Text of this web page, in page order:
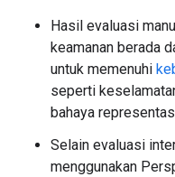
Hasil evaluasi
keamanan berada
untuk memenuhi
seperti
bahaya
Selain evaluasi
menggunakan